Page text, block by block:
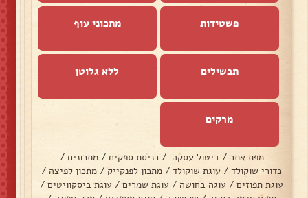
פשטידות מתכוני עוף
תבשילים ללא גלוטן
מרקים
מפת אתר / ביטול עסקה / כניסת ספקים / מתכונים /
כדורי שוקולד / עוגת שוקולד / מתכון לפנקייק / מתכון לפיצה /
עוגת תפוזים / עוגה בחושה / עוגת שמרים / עוגת ביסקוויטים /